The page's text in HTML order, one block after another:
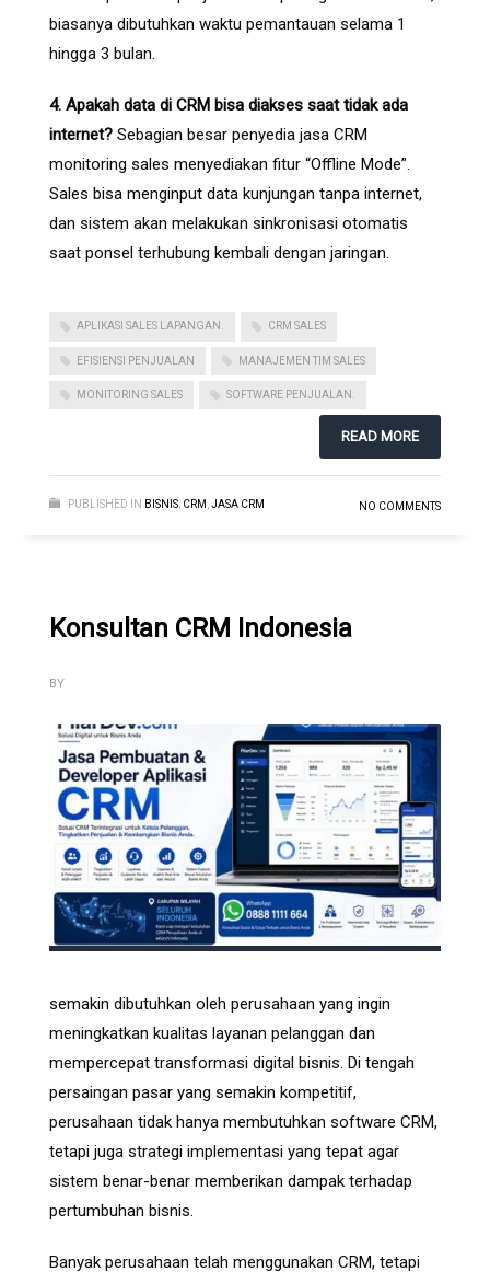
biasanya dibutuhkan waktu pemantauan selama 1
hingga 3 bulan.
4. Apakah data di CRM bisa diakses saat tidak ada
internet? Sebagian besar penyedia jasa CRM
monitoring sales menyediakan fitur “Offline Mode”.
Sales bisa menginput data kunjungan tanpa internet,
dan sistem akan melakukan sinkronisasi otomatis
saat ponsel terhubung kembali dengan jaringan.
APLIKASI SALES LAPANGAN. CRM SALES
EFISIENSI PENJUALAN MANAJEMEN TIM SALES
MONITORING SALES SOFTWARE PENJUALAN.
READ MORE
PUBLISHED IN BISNIS, CRM ,JASA CRM NO COMMENTS
Konsultan CRM Indonesia
BY
semakin dibutuhkan oleh perusahaan yang ingin
meningkatkan kualitas layanan pelanggan dan
mempercepat transformasi digital bisnis. Di tengah
persaingan pasar yang semakin kompetitif,
perusahaan tidak hanya membutuhkan software CRM,
tetapi juga strategi implementasi yang tepat agar
sistem benar-benar memberikan dampak terhadap
pertumbuhan bisnis.
Banyak perusahaan telah menggunakan CRM, tetapi